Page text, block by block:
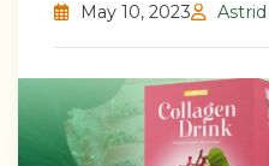
May 10, 2023